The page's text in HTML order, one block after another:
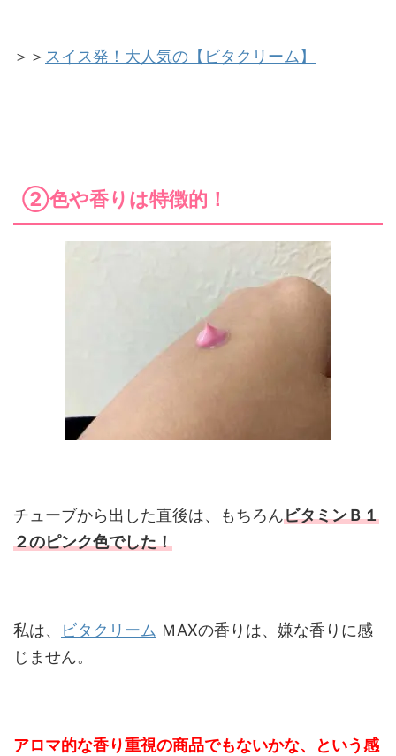
＞＞ スイス発！大人気の【ビタクリーム】
②色や香りは特徴的！
チューブから出した直後は、もちろんビタミンＢ１
２のピンク色でした！
私は、 ビタクリーム ＭAXの香りは、嫌な香りに感
じません。
アロマ的な香り重視の商品でもないかな、という感